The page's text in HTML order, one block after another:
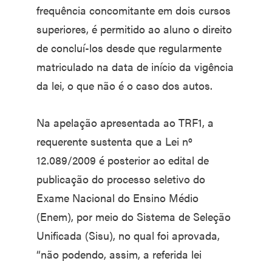
frequência concomitante em dois cursos
superiores, é permitido ao aluno o direito
de concluí-los desde que regularmente
matriculado na data de início da vigência
da lei, o que não é o caso dos autos.
Na apelação apresentada ao TRF1, a
requerente sustenta que a Lei nº
12.089/2009 é posterior ao edital de
publicação do processo seletivo do
Exame Nacional do Ensino Médio
(Enem), por meio do Sistema de Seleção
Unificada (Sisu), no qual foi aprovada,
“não podendo, assim, a referida lei